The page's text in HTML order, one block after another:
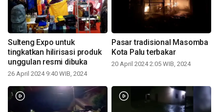
Sulteng Expo untuk
tingkatkan hilirisasi produk
unggulan resmi dibuka
26 April 2024 9:40 WIB, 2024
Pasar tradisional Masomba
Kota Palu terbakar
20 April 2024 2:05 WIB, 2024